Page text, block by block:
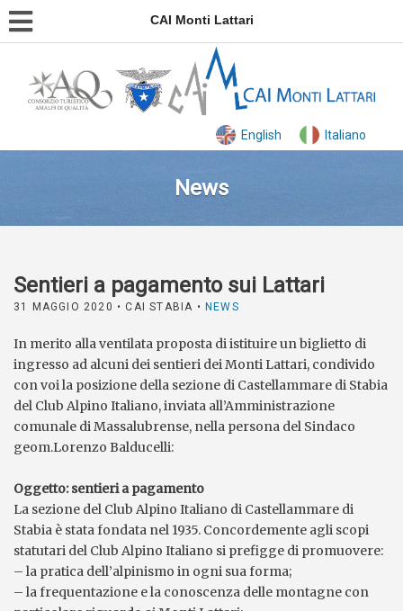
CAI Monti Lattari
English Italiano
News
Sentieri a pagamento sui Lattari
31 MAGGIO 2020 • CAI STABIA •NEWS
In merito alla ventilata proposta di istituire un biglietto di
ingresso ad alcuni dei sentieri dei Monti Lattari, condivido
con voi la posizione della sezione di Castellammare di Stabia
del Club Alpino Italiano, inviata all’Amministrazione
comunale di Massalubrense, nella persona del Sindaco
geom.Lorenzo Balducelli:
Oggetto: sentieri a pagamento
La sezione del Club Alpino Italiano di Castellammare di
Stabia è stata fondata nel 1935. Concordemente agli scopi
statutari del Club Alpino Italiano si prefigge di promuovere:
– la pratica dell’alpinismo in ogni sua forma;
– la frequentazione e la conoscenza delle montagne con